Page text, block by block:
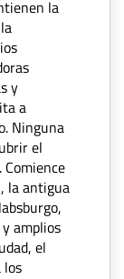
la
y
a
Ninguna
el
la antigua
amplios
el
los